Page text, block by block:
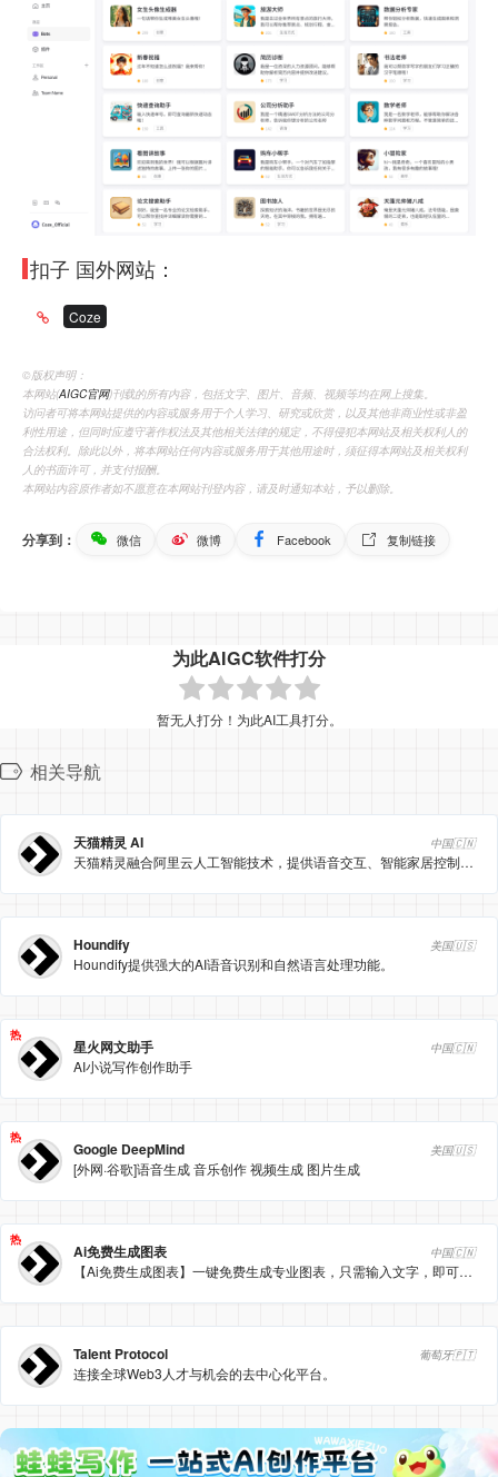
扣子 国外网站：
Coze
©️版权声明：
本网站(AIGC官网)刊载的所有内容，包括文字、图片、音频、视频等均在网上搜集。
访问者可将本网站提供的内容或服务用于个人学习、研究或欣赏，以及其他非商业性或非盈
利性用途，但同时应遵守著作权法及其他相关法律的规定，不得侵犯本网站及相关权利人的
合法权利。除此以外，将本网站任何内容或服务用于其他用途时，须征得本网站及相关权利
人的书面许可，并支付报酬。
本网站内容原作者如不愿意在本网站刊登内容，请及时通知本站，予以删除。
分享到： 微信 微博 Facebook 复制链接
为此AIGC软件打分
暂无人打分！为此AI工具打分。
相关导航
天猫精灵 AI 中国🇨🇳
天猫精灵融合阿里云人工智能技术，提供语音交互、智能家居控制等多场景智能生活服务。
Houndify 美国🇺🇸
Houndify提供强大的AI语音识别和自然语言处理功能。
热
星火网文助手 中国🇨🇳
AI小说写作创作助手
热
Google DeepMind 美国🇺🇸
[外网·谷歌]语音生成 音乐创作 视频生成 图片生成
热
Ai免费生成图表 中国🇨🇳
【Ai免费生成图表】一键免费生成专业图表，只需输入文字，即可让文档与图表创作更高效
Talent Protocol 葡萄牙🇵🇹
连接全球Web3人才与机会的去中心化平台。